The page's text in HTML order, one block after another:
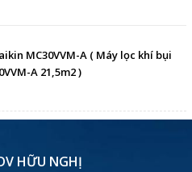
MC30VVM-A ( Máy lọc khí bụi
A 21,5m2 )
HỮU NGHỊ